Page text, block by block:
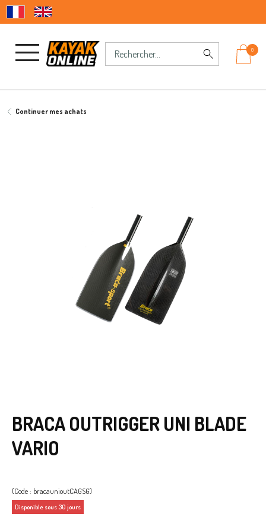
0
Continuer mes achats
BRACA OUTRIGGER UNI BLADE
VARIO
(Code : bracaunioutCAGSG)
Disponible sous 30 jours